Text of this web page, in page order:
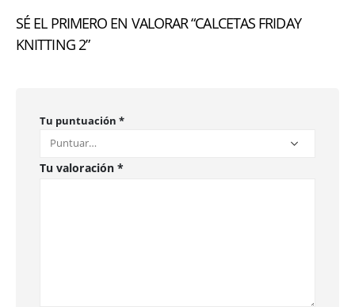
SÉ EL PRIMERO EN VALORAR “CALCETAS FRIDAY
KNITTING 2”
Tu puntuación *
Tu valoración *